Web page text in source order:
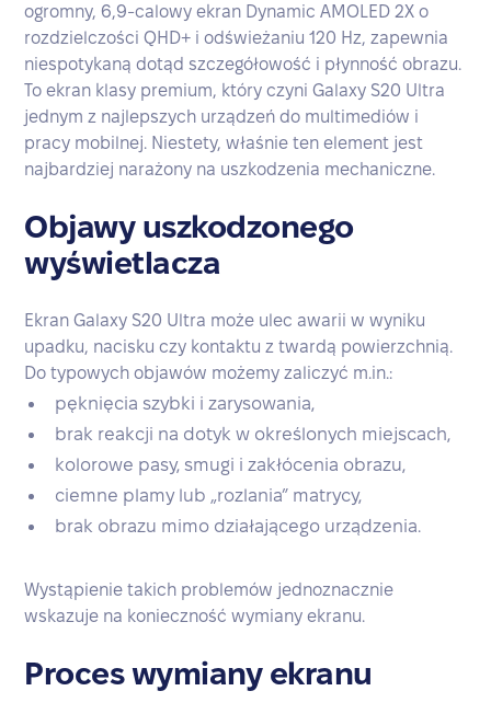
ogromny, 6,9-calowy ekran Dynamic AMOLED 2X o
rozdzielczości QHD+ i odświeżaniu 120 Hz, zapewnia
niespotykaną dotąd szczegółowość i płynność obrazu.
To ekran klasy premium, który czyni Galaxy S20 Ultra
jednym z najlepszych urządzeń do multimediów i
pracy mobilnej. Niestety, właśnie ten element jest
najbardziej narażony na uszkodzenia mechaniczne.
Objawy uszkodzonego
wyświetlacza
Ekran Galaxy S20 Ultra może ulec awarii w wyniku
upadku, nacisku czy kontaktu z twardą powierzchnią.
Do typowych objawów możemy zaliczyć m.in.:
pęknięcia szybki i zarysowania,
brak reakcji na dotyk w określonych miejscach,
kolorowe pasy, smugi i zakłócenia obrazu,
ciemne plamy lub „rozlania” matrycy,
brak obrazu mimo działającego urządzenia.
Wystąpienie takich problemów jednoznacznie
wskazuje na konieczność wymiany ekranu.
Proces wymiany ekranu